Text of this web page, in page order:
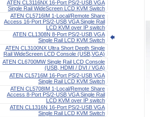
ATEN CL3116NX 16-Port PS/2-USB VGA
Single Rail WideScreen LCD KVM Switch
ATEN CL5716IM 1-Local/Remote Share
Access 16-Port PS/2-USB VGA Single Rail
LCD KVM over IP switch
ATEN CL1308N 8-Port PS/2-USB VGA
Single Rail LCD KVM Switch
ATEN CL3100NX Ultra Short Depth Single
Rail WideScreen LCD Console (USB,VGA)
ATEN CL6700MW Single Rail LCD Console
(USB, HDMI / DVI / VGA)
ATEN CL5716M 16-Port PS/2-USB VGA
Single Rail LCD KVM Switch
ATEN CL5708IM 1-Local/Remote Share
Access 8-Port PS/2-USB VGA Single Rail
LCD KVM over IP switch
ATEN CL1316N 16-Port PS/2-USB VGA
Single Rail LCD KVM Switch